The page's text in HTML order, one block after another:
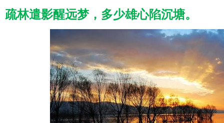
疏林遣影醒远梦，多少雄心陷沉塘。